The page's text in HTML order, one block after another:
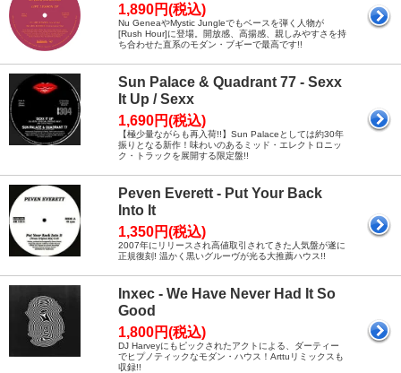
1,890円(税込)
Nu GeneaやMystic Jungleでもベースを弾く人物が
[Rush Hour]に登場。開放感、高揚感、親しみやすさを持
ち合わせた直系のモダン・ブギーで最高です!!
Sun Palace & Quadrant 77 - Sexx
It Up / Sexx
1,690円(税込)
【極少量ながらも再入荷!!】Sun Palaceとしては約30年
振りとなる新作！味わいのあるミッド・エレクトロニッ
ク・トラックを展開する限定盤!!
Peven Everett - Put Your Back
Into It
1,350円(税込)
2007年にリリースされ高値取引されてきた人気盤が遂に
正規復刻! 温かく黒いグルーヴが光る大推薦ハウス!!
Inxec - We Have Never Had It So
Good
1,800円(税込)
DJ Harveyにもピックされたアクトによる、ダーティー
でヒプノティックなモダン・ハウス！Arttuリミックスも
収録!!